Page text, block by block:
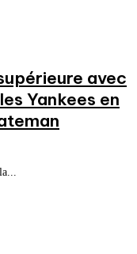
avec
Yankees en